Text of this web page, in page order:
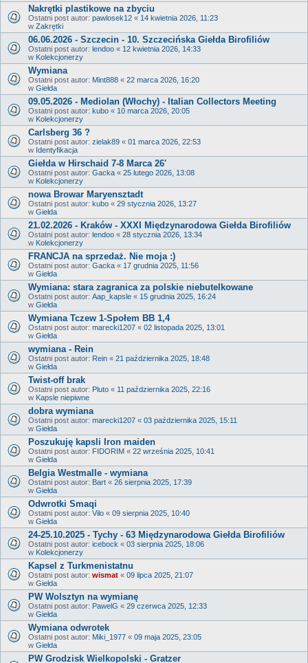
Nakrętki plastikowe na zbyciu
Ostatni post autor: pawlosek12 « 14 kwietnia 2026, 11:23
w Zakrętki
06.06.2026 - Szczecin - 10. Szczecińska Giełda Birofiliów
Ostatni post autor: lendoo « 12 kwietnia 2026, 14:33
w Kolekcjonerzy
Wymiana
Ostatni post autor: Mint888 « 22 marca 2026, 16:20
w Giełda
09.05.2026 - Mediolan (Włochy) - Italian Collectors Meeting
Ostatni post autor: kubo « 10 marca 2026, 20:05
w Kolekcjonerzy
Carlsberg 36 ?
Ostatni post autor: zielak89 « 01 marca 2026, 22:53
w Identyfikacja
Giełda w Hirschaid 7-8 Marca 26'
Ostatni post autor: Gacka « 25 lutego 2026, 13:08
w Kolekcjonerzy
nowa Browar Maryensztadt
Ostatni post autor: kubo « 29 stycznia 2026, 13:27
w Giełda
21.02.2026 - Kraków - XXXI Międzynarodowa Giełda Birofiliów
Ostatni post autor: lendoo « 28 stycznia 2026, 13:34
w Kolekcjonerzy
FRANCJA na sprzedaż. Nie moja :)
Ostatni post autor: Gacka « 17 grudnia 2025, 11:56
w Giełda
Wymiana: stara zagranica za polskie niebutelkowane
Ostatni post autor: Aap_kapsle « 15 grudnia 2025, 16:24
w Giełda
Wymiana Tczew 1-Społem BB 1,4
Ostatni post autor: marecki1207 « 02 listopada 2025, 13:01
w Giełda
wymiana - Rein
Ostatni post autor: Rein « 21 października 2025, 18:48
w Giełda
Twist-off brak
Ostatni post autor: Pluto « 11 października 2025, 22:16
w Kapsle niepiwne
dobra wymiana
Ostatni post autor: marecki1207 « 03 października 2025, 15:11
w Giełda
Poszukuję kapsli Iron maiden
Ostatni post autor: FIDORIM « 22 września 2025, 10:41
w Giełda
Belgia Westmalle - wymiana
Ostatni post autor: Bart « 26 sierpnia 2025, 17:39
w Giełda
Odwrotki Smaqi
Ostatni post autor: Vilo « 09 sierpnia 2025, 10:40
w Giełda
24-25.10.2025 - Tychy - 63 Międzynarodowa Giełda Birofiliów
Ostatni post autor: icebock « 03 sierpnia 2025, 18:06
w Kolekcjonerzy
Kapsel z Turkmenistatnu
Ostatni post autor: wismat « 09 lipca 2025, 21:07
w Giełda
PW Wolsztyn na wymianę
Ostatni post autor: PawelG « 29 czerwca 2025, 12:33
w Giełda
Wymiana odwrotek
Ostatni post autor: Miki_1977 « 09 maja 2025, 23:05
w Giełda
PW Grodzisk Wielkopolski - Gratzer